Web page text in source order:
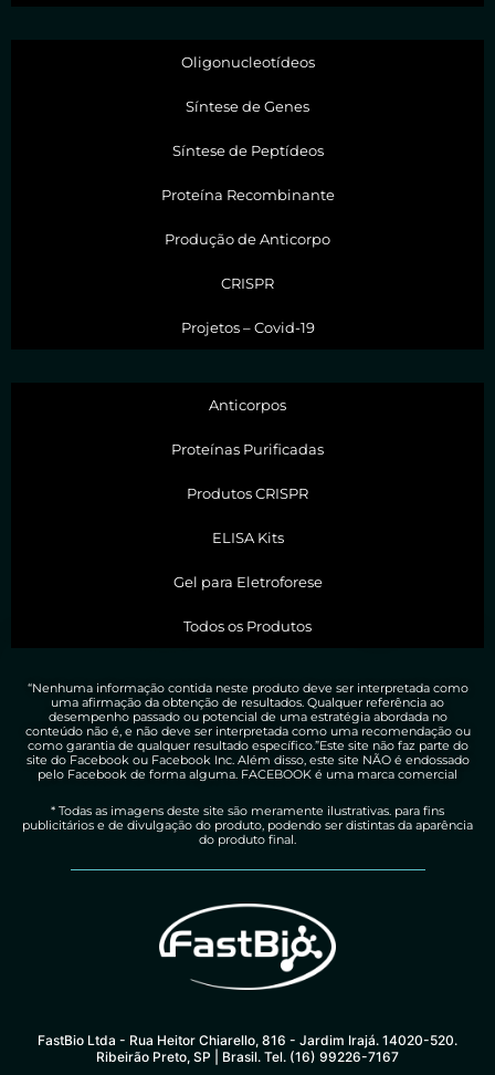
Oligonucleotídeos
Síntese de Genes
Síntese de Peptídeos
Proteína Recombinante
Produção de Anticorpo
CRISPR
Projetos – Covid-19
Anticorpos
Proteínas Purificadas
Produtos CRISPR
ELISA Kits
Gel para Eletroforese
Todos os Produtos
“Nenhuma informação contida neste produto deve ser interpretada como
uma afirmação da obtenção de resultados. Qualquer referência ao
desempenho passado ou potencial de uma estratégia abordada no
conteúdo não é, e não deve ser interpretada como uma recomendação ou
como garantia de qualquer resultado específico.”Este site não faz parte do
site do Facebook ou Facebook Inc. Além disso, este site NÃO é endossado
pelo Facebook de forma alguma. FACEBOOK é uma marca comercial
* Todas as imagens deste site são meramente ilustrativas. para fins
publicitários e de divulgação do produto, podendo ser distintas da aparência
do produto final.
FastBio Ltda - Rua Heitor Chiarello, 816 - Jardim Irajá. 14020-520.
Ribeirão Preto, SP | Brasil. Tel. (16) 99226-7167